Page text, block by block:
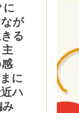
に
が
る
に
ハ